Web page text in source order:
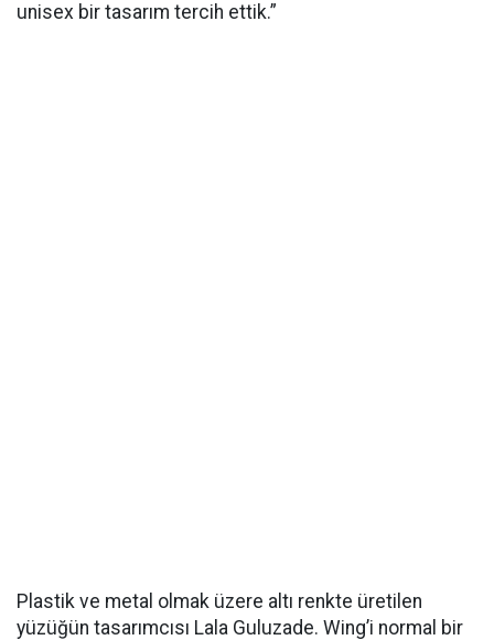
unisex bir tasarım tercih ettik.”
Plastik ve metal olmak üzere altı renkte üretilen
yüzüğün tasarımcısı Lala Guluzade. Wing’i normal bir